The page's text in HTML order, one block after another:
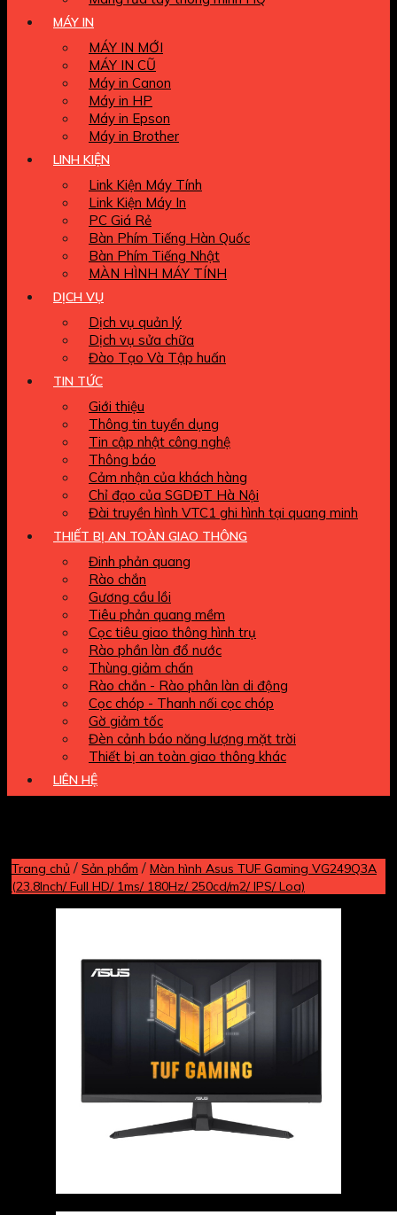
MÁY IN
MÁY IN MỚI
MÁY IN CŨ
Máy in Canon
Máy in HP
Máy in Epson
Máy in Brother
LINH KIỆN
Link Kiện Máy Tính
Link Kiện Máy In
PC Giá Rẻ
Bàn Phím Tiếng Hàn Quốc
Bàn Phím Tiếng Nhật
MÀN HÌNH MÁY TÍNH
DỊCH VỤ
Dịch vụ quản lý
Dịch vụ sửa chữa
Đào Tạo Và Tập huấn
TIN TỨC
Giới thiệu
Thông tin tuyển dụng
Tin cập nhật công nghệ
Thông báo
Cảm nhận của khách hàng
Chỉ đạo của SGDĐT Hà Nội
Đài truyền hình VTC1 ghi hình tại quang minh
THIẾT BỊ AN TOÀN GIAO THÔNG
Đinh phản quang
Rào chắn
Gương cầu lồi
Tiêu phản quang mềm
Cọc tiêu giao thông hình trụ
Rào phần làn đổ nước
Thùng giảm chấn
Rào chắn - Rào phân làn di động
Cọc chóp - Thanh nối cọc chóp
Gờ giảm tốc
Đèn cảnh báo năng lượng mặt trời
Thiết bị an toàn giao thông khác
LIÊN HỆ
Trang chủ / Sản phẩm / Màn hình Asus TUF Gaming VG249Q3A
(23.8Inch/ Full HD/ 1ms/ 180Hz/ 250cd/m2/ IPS/ Loa)